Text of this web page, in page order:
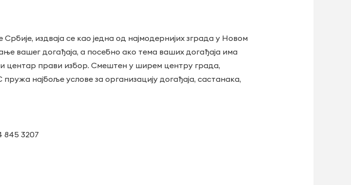
издваја се као једна од најмодернијих зграда у Новом
вашег догађаја, а посебно ако тема ваших догађаја има
центар прави избор. Смештен у ширем центру града,
најбоље услове за организацију догађаја, састанака,
845 3207